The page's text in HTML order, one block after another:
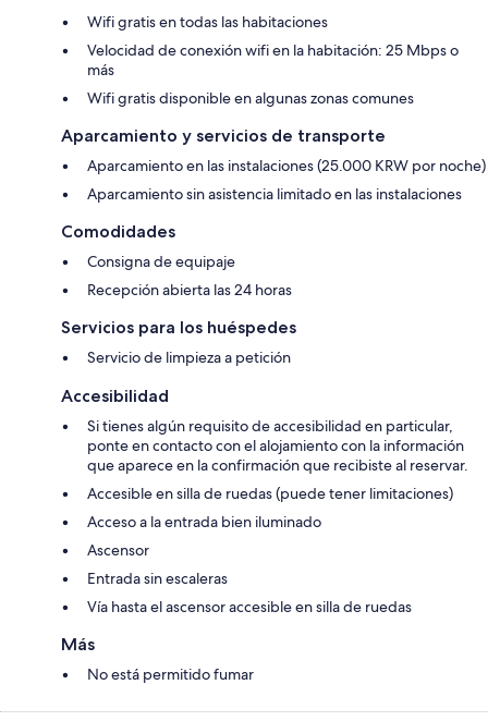
Wifi gratis en todas las habitaciones
Velocidad de conexión wifi en la habitación: 25 Mbps o
más
Wifi gratis disponible en algunas zonas comunes
Aparcamiento y servicios de transporte
Aparcamiento en las instalaciones (25.000 KRW por noche)
Aparcamiento sin asistencia limitado en las instalaciones
Comodidades
Consigna de equipaje
Recepción abierta las 24 horas
Servicios para los huéspedes
Servicio de limpieza a petición
Accesibilidad
Si tienes algún requisito de accesibilidad en particular,
ponte en contacto con el alojamiento con la información
que aparece en la confirmación que recibiste al reservar.
Accesible en silla de ruedas (puede tener limitaciones)
Acceso a la entrada bien iluminado
Ascensor
Entrada sin escaleras
Vía hasta el ascensor accesible en silla de ruedas
Más
No está permitido fumar